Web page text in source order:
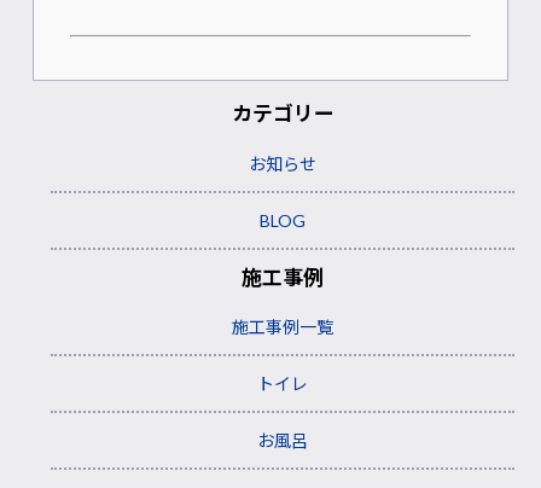
カテゴリー
お知らせ
BLOG
施工事例
施工事例一覧
トイレ
お風呂